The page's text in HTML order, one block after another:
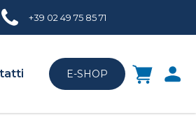
+39 02 49 75 85 71
E-SHOP